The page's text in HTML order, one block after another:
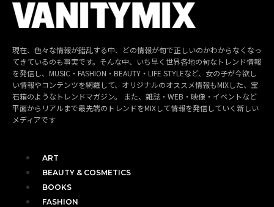
現在、色々な情報が錯乱する中、どの情報が旬で正しいのかわからなくなっ
てきているのも事実です。そんな中、いち早く世界各地の旬なトレンド情報
を発信し、MUSIC・FASHION・BEAUTY・LIFE STYLEなど、女の子が今欲し
い情報やコンテンツを網羅して、オリジナルのオススメ情報もMIXした、宝
石箱のようなトレンドマガジン。 また、雑誌・WEB・映像・イベントなど
平面からリアルまで最先端のトレンドをMIXして情報を発信していく新しい
メディアです
ART
BEAUTY & COSMETICS
BOOKS
FASHION